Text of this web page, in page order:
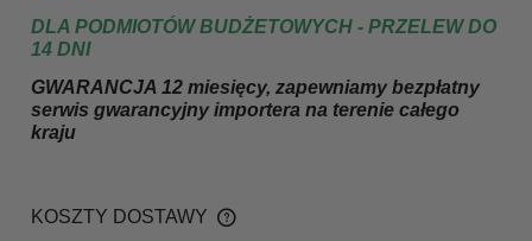
DLA PODMIOTÓW BUDŻETOWYCH - PRZELEW DO
14 DNI
GWARANCJA 12 miesięcy, zapewniamy bezpłatny
serwis gwarancyjny importera na terenie całego
kraju
KOSZTY DOSTAWY
CENA NIE ZAWIERA EWENTUALNYCH KOSZTÓW